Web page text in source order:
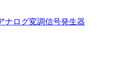
ナログ変調信号発生器